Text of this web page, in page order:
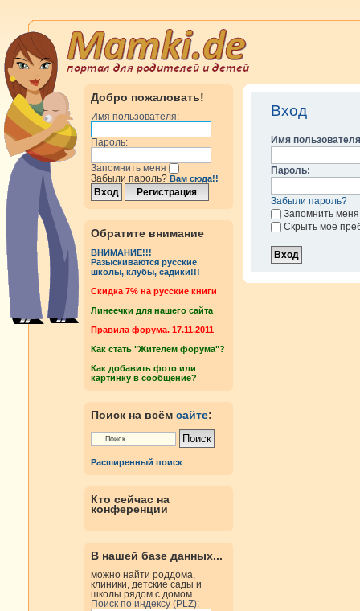
Добро пожаловать!
Имя пользователя:
Пароль:
Запомнить меня
Забыли пароль? Вам сюда!!
Обратите внимание
ВНИМАНИЕ!!!
Разыскиваются русские
школы, клубы, садики!!!
Cкидка 7% на русские книги
Линеечки для нашего сайта
Правила форума. 17.11.2011
Как стать "Жителем форума"?
Как добавить фото или
картинку в сообщение?
Поиск на всём сайте:
Расширенный поиск
Кто сейчас на
конференции
В нашей базе данных...
можно найти роддома,
клиники, детские сады и
школы рядом с домом
Поиск по индексу (PLZ):
Вход
Имя
Пароль:
Забыли пароль?
Запомнить меня
Скрыть моё